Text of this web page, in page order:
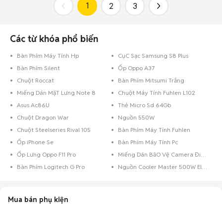
1 2 3
Các từ khóa phổ biến
Bàn Phím Máy Tính Hp
CụC Sạc Samsung S8 Plus
Bàn Phím Silent
Ốp Oppo A37
Chuột Roccat
Bàn Phím Mitsumi Trắng
Miếng Dán MặT Lưng Note 8
Chuột Máy Tính Fuhlen L102
Asus Ac86U
Thẻ Micro Sd 64Gb
Chuột Dragon War
Nguồn 550W
Chuột Steelseries Rival 105
Bàn Phím Máy Tính Fuhlen
Ốp iPhone Se
Bàn Phím Máy Tính Pc
Ốp Lưng Oppo F11 Pro
Miếng Dán BảO Vệ Camera Điện Thoại
Bàn Phím Logitech G Pro
Nguồn Cooler Master 500W Elite
Mua bán phụ kiện